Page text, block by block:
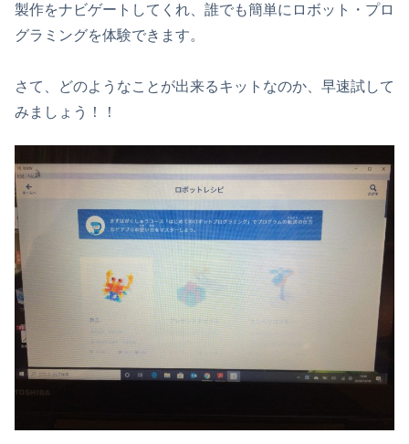
製作をナビゲートしてくれ、誰でも簡単にロボット・プロ
グラミングを体験できます。
さて、どのようなことが出来るキットなのか、早速試して
みましょう！！